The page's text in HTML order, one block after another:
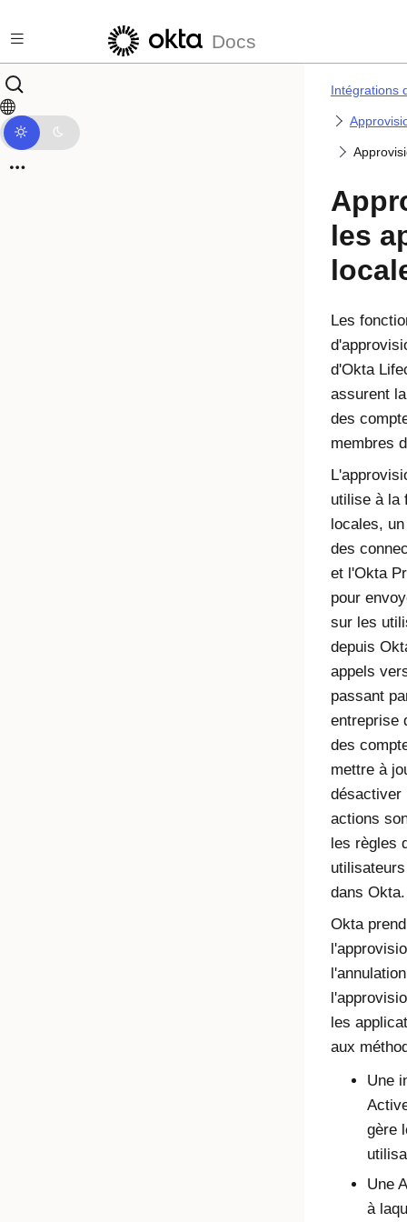
Docs
Intégrations
les
Les
d'Okta
assurent
des
membres
utilise à la
locales,
des
et l'Okta
pour
sur les
depuis
appels
passant
entreprise
des
mettre à
désactiver
actions
les règles
dans Okta.
Oktaprend
les
aux
Une
gère
Une
à